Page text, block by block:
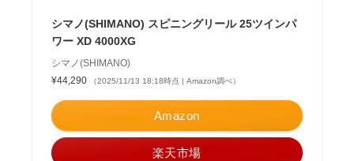
シマノ(SHIMANO) スピニングリール 25ツインパ
ワー XD 4000XG
シマノ(SHIMANO)
¥44,290
（2025/11/13 18:18時点 | Amazon調べ）
Amazon
楽天市場